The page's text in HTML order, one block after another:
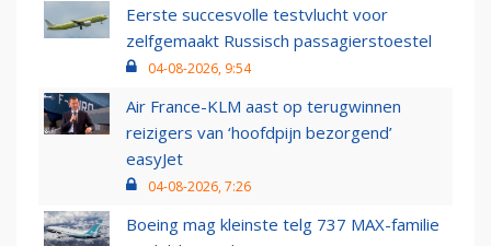
Eerste succesvolle testvlucht voor
zelfgemaakt Russisch passagierstoestel
04-08-2026, 9:54
Air France-KLM aast op terugwinnen
reizigers van ‘hoofdpijn bezorgend’
easyJet
04-08-2026, 7:26
Boeing mag kleinste telg 737 MAX-familie